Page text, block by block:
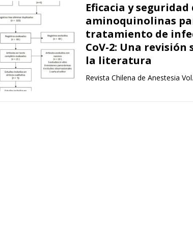
Eficacia y seguridad
aminoquinolinas
tratamiento de
CoV-2: Una
la literatura
Revista Chilena de Anestesia